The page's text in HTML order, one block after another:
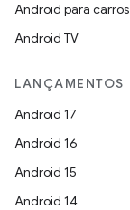
Android para carros
Android TV
LANÇAMENTOS
Android 17
Android 16
Android 15
Android 14